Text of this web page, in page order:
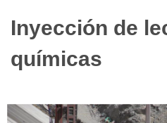
Inyección de
químicas